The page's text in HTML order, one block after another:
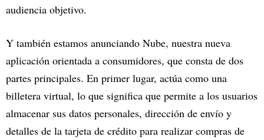
audiencia objetivo.
Y también estamos anunciando Nube, nuestra nueva
aplicación orientada a consumidores, que consta de dos
partes principales. En primer lugar, actúa como una
billetera virtual, lo que significa que permite a los usuarios
almacenar sus datos personales, dirección de envío y
detalles de la tarjeta de crédito para realizar compras de